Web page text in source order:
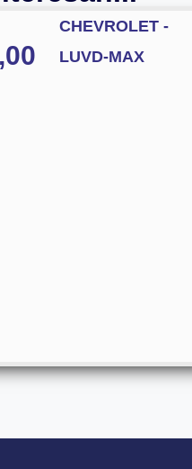
CHEVROLET -
LUVD-MAX